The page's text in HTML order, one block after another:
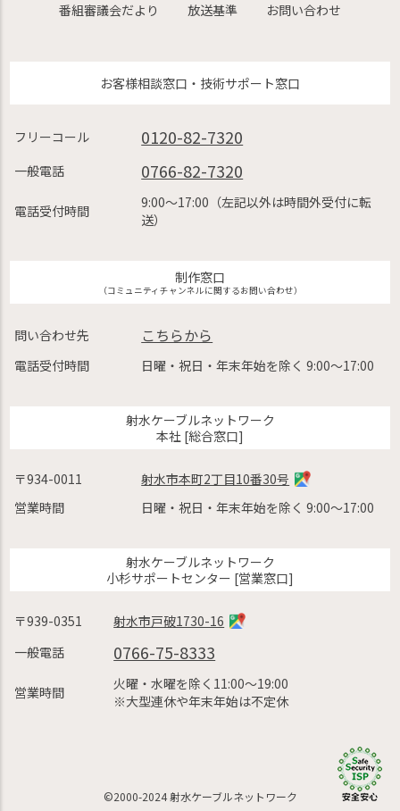
番組審議会だより
放送基準 お問い合わせ
お客様相談窓口・技術サポート窓口
フリーコール 0120-82-7320
一般電話 0766-82-7320
電話受付時間
9:00〜17:00（左記以外は時間外受付に転
送）
制作窓口
（コミュニティチャンネルに関するお問い合わせ）
問い合わせ先 こちらから
電話受付時間 日曜・祝日・年末年始を除く 9:00〜17:00
射水ケーブルネットワーク
本社 [総合窓口]
〒934-0011
射水市本町2丁目10番30号
営業時間
日曜・祝日・年末年始を除く 9:00〜17:00
射水ケーブルネットワーク
小杉サポートセンター [営業窓口]
〒939-0351
射水市戸破1730-16
一般電話
0766-75-8333
営業時間
火曜・水曜を除く11:00〜19:00
※大型連休や年末年始は不定休
©2000-2024 射水ケーブルネットワーク